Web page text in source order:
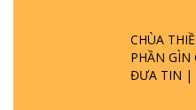
CHÙA
PHẦN GÌN
ĐƯA TIN |